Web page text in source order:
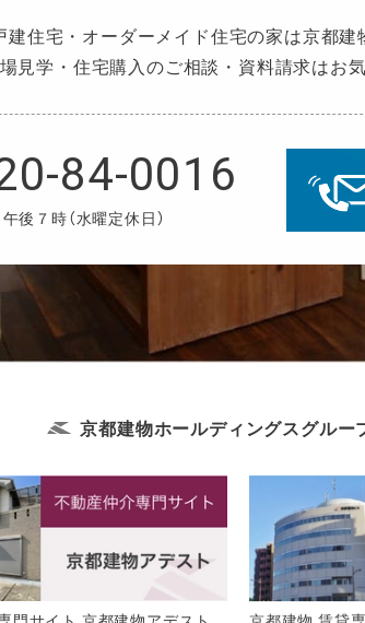
建住宅・オーダーメイド住宅の家は京都建
見学・住宅購入のご相談・資料請求はお
84-0016
後７時（水曜定休日）
京都建物ホールディングスグルー